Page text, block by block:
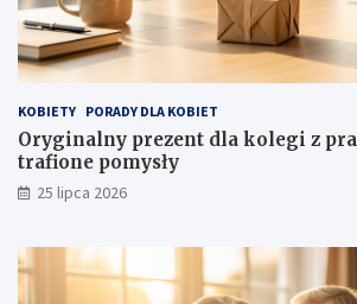
KOBIETY PORADY DLA KOBIET
Oryginalny prezent dla kolegi z
trafione pomysły
25 lipca 2026